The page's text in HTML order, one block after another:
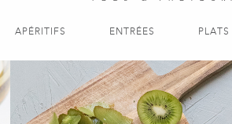
APÉRITIFS ENTRÉES PLATS